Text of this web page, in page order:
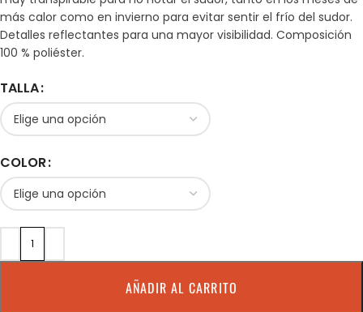
más calor como en invierno para evitar sentir el frío del sudor.
Detalles reflectantes para una mayor visibilidad. Composición
100 % poliéster.
TALLA
COLOR
AÑADIR AL CARRITO